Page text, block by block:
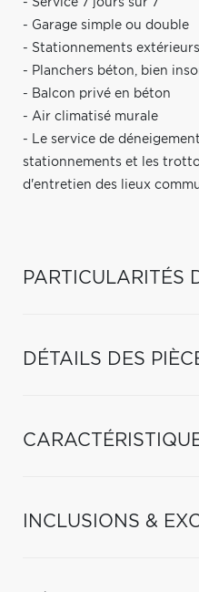
- Service 7 jours sur 7
- Garage simple ou double
- Stationnements extérieurs
- Planchers béton, bien
- Balcon privé en béton
- Air climatisé murale
- Le service de
stationnements et les
d'entretien des lieux
PARTICULARITÉS
DÉTAILS DES
INCLUSIONS &